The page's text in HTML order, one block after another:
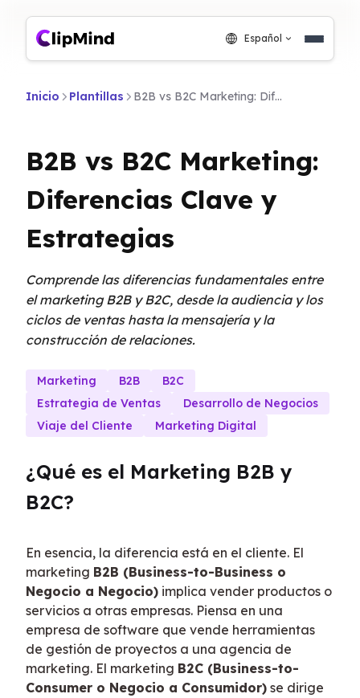
Español
Inicio Plantillas B2B vs B2C Marketing: Diferencias Clave y Estrategias
B2B vs B2C Marketing:
Diferencias Clave y
Estrategias
Comprende las diferencias fundamentales entre
el marketing B2B y B2C, desde la audiencia y los
ciclos de ventas hasta la mensajería y la
construcción de relaciones.
Marketing B2B
B2C
Estrategia de Ventas
Desarrollo de Negocios
Viaje del Cliente
Marketing Digital
¿Qué es el Marketing B2B y
B2C?
En esencia, la diferencia está en el cliente. El
marketing B2B (Business-to-Business o
Negocio a Negocio) implica vender productos o
servicios a otras empresas. Piensa en una
empresa de software que vende herramientas
de gestión de proyectos a una agencia de
marketing. El marketing B2C (Business-to-
Consumer o Negocio a Consumidor) se dirige